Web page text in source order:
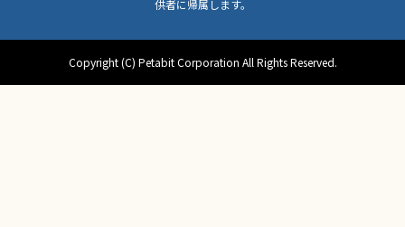
供者に帰属します。
Copyright (C) Petabit Corporation All Rights Reserved.